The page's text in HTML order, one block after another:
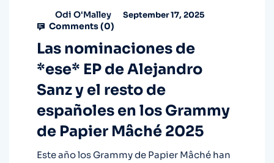
Odi O'Malley September 17, 2025
Comments (0)
Las nominaciones de
*ese* EP de Alejandro
Sanz y el resto de
españoles en los Grammy
de Papier Mâché 2025
Este año los Grammy de Papier Mâché han